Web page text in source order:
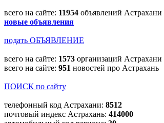
всего на сайте: 11954 объявлений Астрахани
новые объявления
подать ОБЪЯВЛЕНИЕ
всего на сайте: 1573 организаций Астрахани
всего на сайте: 951 новостей про Астрахань
ПОИСК по сайту
телефонный код Астрахани: 8512
почтовый индекс Астрахань: 414000